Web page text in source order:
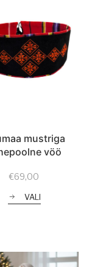
mustriga
vöö
€69,00
VALI